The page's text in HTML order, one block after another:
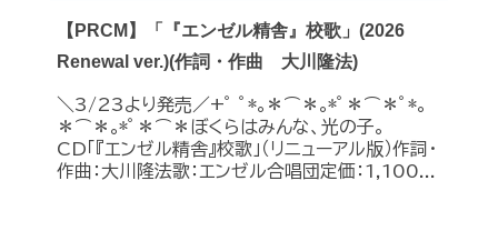
【PRCM】「『エンゼル精舎』校歌」(2026
Renewal ver.)(作詞・作曲 大川隆法)
＼3/23より発売／+ﾟ ﾟ*｡＊⌒＊｡*ﾟ＊⌒＊ﾟ*｡
＊⌒＊｡*ﾟ＊⌒＊ぼくらはみんな、光の子。
CD「『エンゼル精舎』校歌」（リニューアル版）作詞・
作曲：大川隆法歌：エンゼル合唱団定価：1,100...